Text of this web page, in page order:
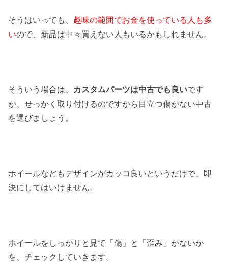
そうはいっても、 趣味の範囲でお金を使っている人も多
いので、新品は中々買えない人もいるかもしれません。
そういう場合は、 カスタムパーツは中古でも良いです
が、せっかく取り付けるのですから目立つ傷がない中古
を選びましょう。
ホイールなどもデザインがカッコ良いというだけで、即
決にしてはいけません。
ホイールをしっかりと見て「傷」と「歪み」がないか
を、チェックしていきます。